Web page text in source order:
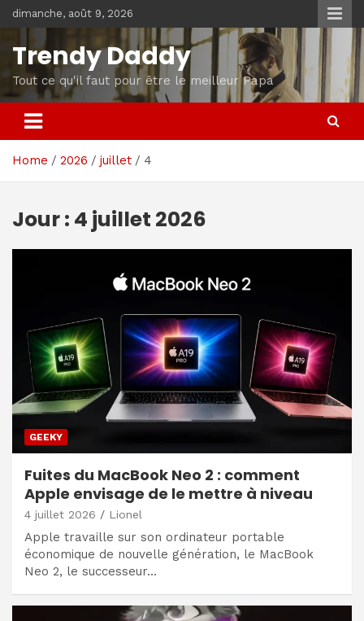
Skip
to
content
dimanche, août 9, 2026
Trendy Daddy
Tout ce qu'il faut pour être le meilleur Papa
Home 2026 juillet 4
Jour : 4 juillet 2026
GEEKY
Fuites du MacBook Neo 2 : comment
Apple envisage de le mettre à niveau
4 juillet 2026 Lionel
Apple travaille sur son ordinateur portable
économique de nouvelle génération, le MacBook
Neo 2, le successeur…